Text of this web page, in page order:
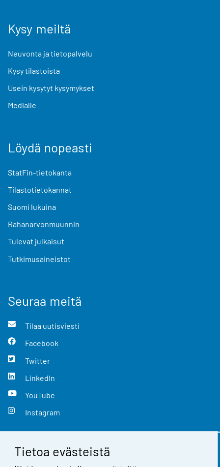
Tietoa evästeistä
Kysy meiltä
Neuvonta ja tietopalvelu
Kysy tilastoista
Usein kysytyt kysymykset
Medialle
Löydä nopeasti
StatFin-tietokanta
Tilastotietokannat
Suomi lukuina
Rahanarvonmuunnin
Tulevat julkaisut
Tutkimusaineistot
Seuraa meitä
Tilaa uutisviesti
Facebook
Twitter
LinkedIn
YouTube
Instagram
Yhteystiedot